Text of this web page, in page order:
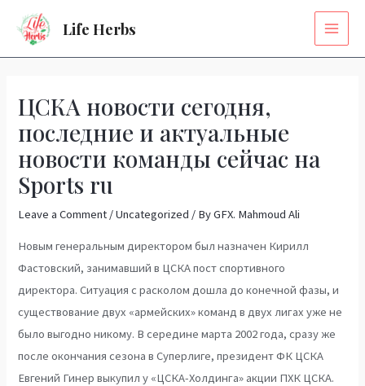
content
Life Herbs
ЦСКА новости сегодня,
последние и актуальные
новости команды сейчас на
Sports ru
Leave a Comment /Uncategorized / ByGFX. Mahmoud Ali
Новым генеральным директором был назначен Кирилл
Фастовский, занимавший в ЦСКА пост спортивного
директора. Ситуация с расколом дошла до конечной фазы, и
существование двух «армейских» команд в двух лигах уже не
было выгодно никому. В середине марта 2002 года, сразу же
после окончания сезона в Суперлиге, президент ФК ЦСКА
Евгений Гинер выкупил у «ЦСКА-Холдинга» акции ПХК ЦСКА.